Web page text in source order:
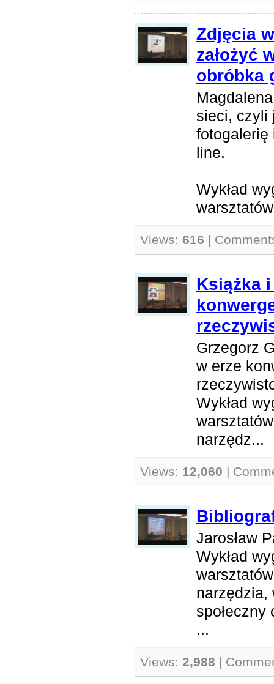
Zdjęcia
założyć
obróbka
sieci, czyli
fotogalerię
line.
Wykład
Views: 616 |
Książka
Grzegorz
w erze
Wykład
narzędz...
Views: 12,060 |
Jarosław
Wykład
narzędzia,
społeczny
...
Views: 2,988 |